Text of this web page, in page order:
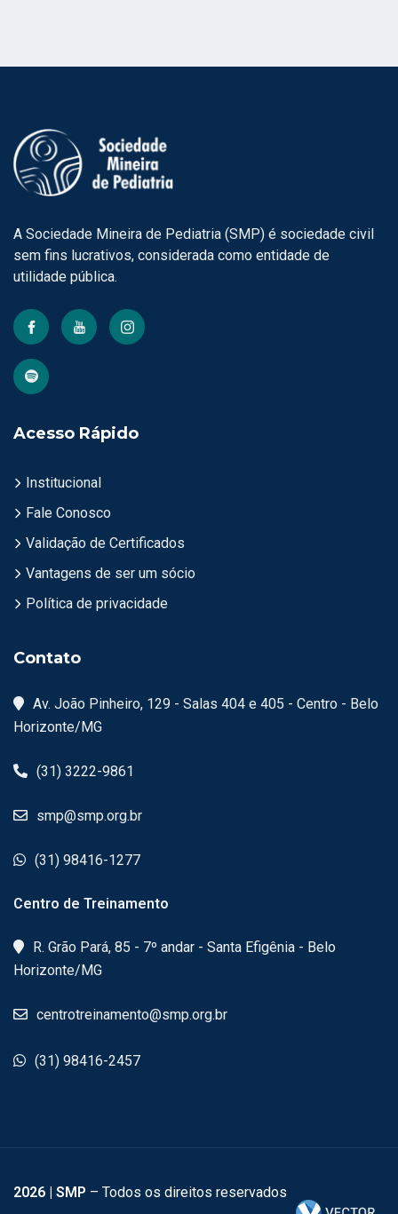
A Sociedade Mineira de Pediatria (SMP) é sociedade civil
sem fins lucrativos, considerada como entidade de
utilidade pública.
Acesso Rápido
Institucional
Fale Conosco
Validação de Certificados
Vantagens de ser um sócio
Política de privacidade
Contato
Av. João Pinheiro, 129 - Salas 404 e 405 - Centro - Belo
Horizonte/MG
(31) 3222-9861
smp@smp.org.br
(31) 98416-1277
Centro de Treinamento
R. Grão Pará, 85 - 7º andar - Santa Efigênia - Belo
Horizonte/MG
centrotreinamento@smp.org.br
(31) 98416-2457
2026 | SMP – Todos os direitos reservados